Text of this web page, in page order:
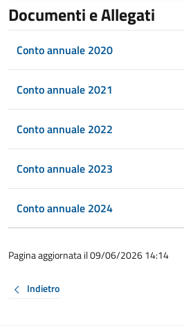
Documenti e Allegati
Conto annuale 2020
Conto annuale 2021
Conto annuale 2022
Conto annuale 2023
Conto annuale 2024
Pagina aggiornata il 09/06/2026 14:14
Indietro